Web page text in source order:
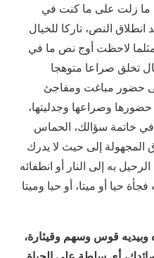
ما زلت على ما كنت في
انطلاق النص، تاركا للخيال
مثلما لاحظت أوج نص ما في
تخلق صراعا متوهجا
حضور مباغت ومفاجئ
وصراعها وجدليتها،
في خاتمة سؤالك، الحماس
المجهولة إلى حيث لا يدرك
به إلى النار أو انطفائه
حيا أو ميتا، أو حيا وميتا
قوس وسهم وقيثارة،